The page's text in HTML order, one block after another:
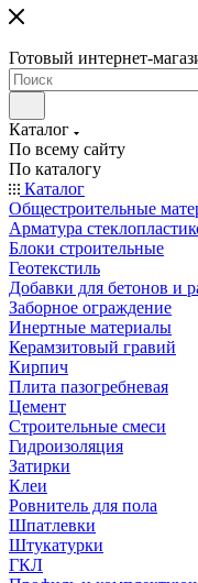
Готовый интернет-
Каталог
По всему сайту
По каталогу
Каталог
Общестроительные
Арматура
Блоки строительные
Геотекстиль
Добавки для бетонов и
Заборное ограждение
Инертные материалы
Керамзитовый гравий
Кирпич
Плита пазогребневая
Цемент
Строительные смеси
Гидроизоляция
Затирки
Клеи
Ровнитель для пола
Шпатлевки
Штукатурки
ГКЛ